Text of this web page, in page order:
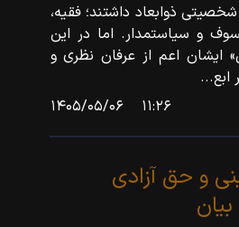
ذوابعاد داشتند؛ فقیه،
و سیاستمدار. اما در این
ایشان اعم از عرفان نظری و
ابع...
۱۴۰۵/۰۵/۰۶
۱۱:۲۶
و حق آزادی